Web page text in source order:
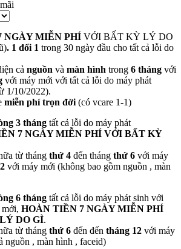
NGÀY MIỄN PHÍ VỚI BẤT KỲ LÝ DO
. 1 đổi 1 trong 30 ngày đầu cho tất cả lỗi do
cả nguồn và màn hình trong 6 tháng với
với máy mới với tất cả lỗi do máy phát
1/10/2022).
miễn phí trọn đời (có vcare 1-1)
3 tháng tất cả lỗi do máy phát
7 NGÀY MIỄN PHÍ VỚI BẤT KỲ
từ tháng thứ 4 đến tháng thứ 6 với máy
với máy mới (không bao gồm nguồn , màn
6 tháng tất cả lỗi do máy phát sinh với
HOÀN TIỀN 7 NGÀY MIỄN PHÍ
DO GÌ.
từ tháng thứ 6 đến đến tháng 12 với máy
nguồn , màn hình , faceid)